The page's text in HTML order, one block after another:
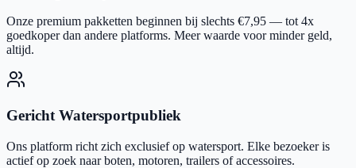
Onze premium pakketten beginnen bij slechts €7,95 — tot 4x
goedkoper dan andere platforms. Meer waarde voor minder geld,
altijd.
Gericht Watersportpubliek
Ons platform richt zich exclusief op watersport. Elke bezoeker is
actief op zoek naar boten, motoren, trailers of accessoires.